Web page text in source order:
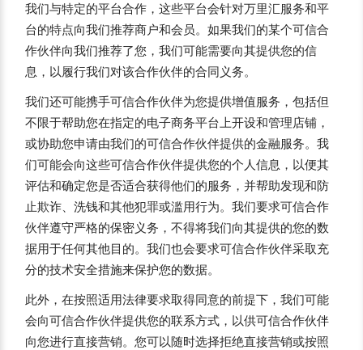
我们与特定的平台合作，这些平台会针对万里汇服务和平
台的特点向我们推荐商户和会员。如果我们的某个可信合
作伙伴向我们推荐了您，我们可能需要向其提供您的信
息，以履行我们对该合作伙伴的合同义务。
我们还可能携手可信合作伙伴为您提供增值服务，包括但
不限于帮助您在指定的电子商务平台上开设和管理店铺，
或协助您申请由我们的可信合作伙伴提供的金融服务。我
们可能会向这些可信合作伙伴提供您的个人信息，以便其
评估和确定您是否适合获得他们的服务，并帮助发现和防
止欺诈、洗钱和其他犯罪或滥用行为。我们要求可信合作
伙伴遵守严格的保密义务，不得将我们向其提供的您的数
据用于任何其他目的。我们也会要求可信合作伙伴采取充
分的技术安全措施来保护您的数据。
此外，在按照适用法律要求取得同意的前提下，我们可能
会向可信合作伙伴提供您的联系方式，以供可信合作伙伴
向您进行直接营销。您可以随时选择拒绝直接营销或按照